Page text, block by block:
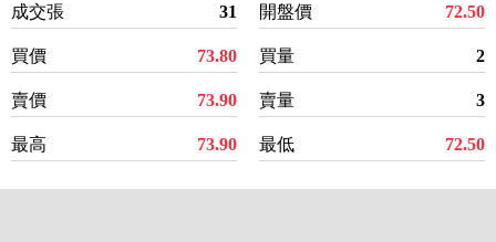
成交張 31
買價 73.80
賣價 73.90
最高 73.90
開盤價 72.50
買量 2
賣量 3
最低 72.50